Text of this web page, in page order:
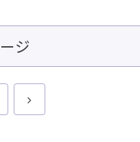
ジ
次